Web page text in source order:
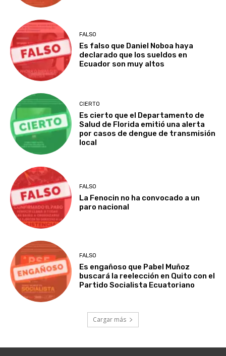
FALSO
Es falso que Daniel Noboa haya
declarado que los sueldos en
Ecuador son muy altos
CIERTO
Es cierto que el Departamento de
Salud de Florida emitió una alerta
por casos de dengue de transmisión
local
FALSO
La Fenocin no ha convocado a un
paro nacional
FALSO
Es engañoso que Pabel Muñoz
buscará la reelección en Quito con el
Partido Socialista Ecuatoriano
Cargar más